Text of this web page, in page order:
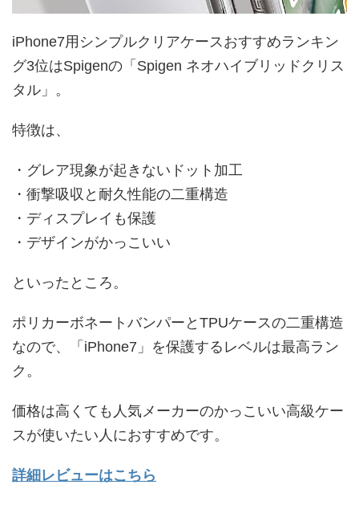
iPhone7用シンプルクリアケースおすすめランキン
グ3位はSpigenの「Spigen ネオハイブリッドクリス
タル」。
特徴は、
・グレア現象が起きないドット加工
・衝撃吸収と耐久性能の二重構造
・ディスプレイも保護
・デザインがかっこいい
といったところ。
ポリカーボネートバンパーとTPUケースの二重構造
なので、「iPhone7」を保護するレベルは最高ラン
ク。
価格は高くても人気メーカーのかっこいい高級ケー
スが使いたい人におすすめです。
詳細レビューはこちら